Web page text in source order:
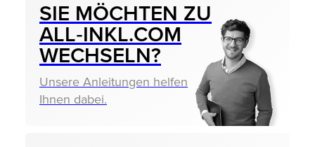
SIE MÖCHTEN ZU
ALL‑INKL.COM
WECHSELN?
Unsere Anleitungen helfen
Ihnen dabei.